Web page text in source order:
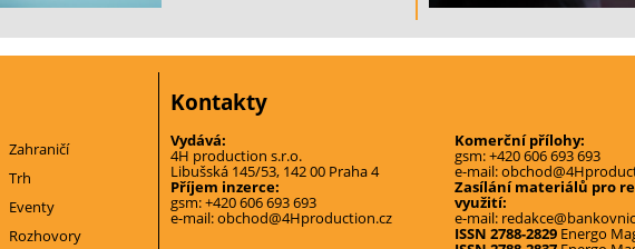
Zahraničí
Trh
Eventy
Rozhovory
Kontakty
Vydává:
4H production s.r.o.
Libušská 145/53, 142 00 Praha 4
Příjem inzerce:
gsm:+420 606 693 693
e-mail:obchod@4Hproduction.cz
Komerční přílohy:
gsm:+420 606 693 693
e-mail:
Zasílání materiálů pro
využití:
e-mail:
ISSN 2788-2829Energo